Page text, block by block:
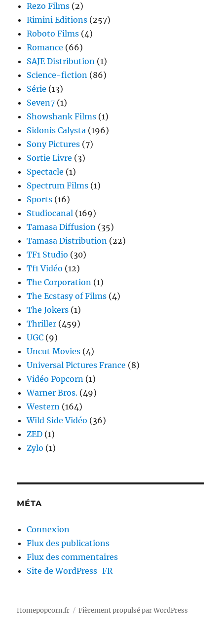
Rezo Films (2)
Rimini Editions (257)
Roboto Films (4)
Romance (66)
SAJE Distribution (1)
Science-fiction (86)
Série (13)
Seven7 (1)
Showshank Films (1)
Sidonis Calysta (196)
Sony Pictures (7)
Sortie Livre (3)
Spectacle (1)
Spectrum Films (1)
Sports (16)
Studiocanal (169)
Tamasa Diffusion (35)
Tamasa Distribution (22)
TF1 Studio (30)
Tf1 Vidéo (12)
The Corporation (1)
The Ecstasy of Films (4)
The Jokers (1)
Thriller (459)
UGC (9)
Uncut Movies (4)
Universal Pictures France (8)
Vidéo Popcorn (1)
Warner Bros. (49)
Western (164)
Wild Side Vidéo (36)
ZED (1)
Zylo (1)
MÉTA
Connexion
Flux des publications
Flux des commentaires
Site de WordPress-FR
Homepopcorn.fr Fièrement propulsé par WordPress